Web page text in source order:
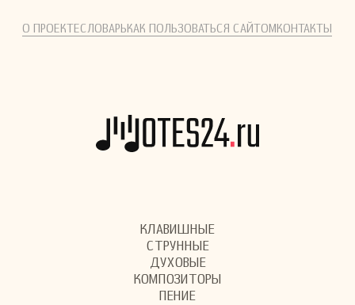
О ПРОЕКТЕСЛОВАРЬКАК ПОЛЬЗОВАТЬСЯ САЙТОМКОНТАКТЫ
КЛАВИШНЫЕ
СТРУННЫЕ
ДУХОВЫЕ
КОМПОЗИТОРЫ
ПЕНИЕ